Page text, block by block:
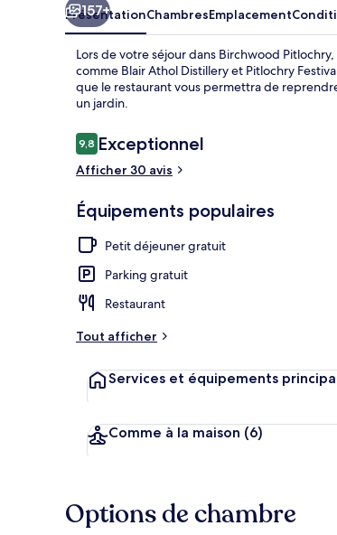
157+
PrésentationChambresEmplacement
Lors de votre séjour dans Birchwood
comme Blair Athol Distillery et Pitlochry
que le restaurant vous permettra de
un jardin.
Avis
voyageurs
9,89,8 sur 10
Exceptionnel
Afficher 30 avis
Équipements populaires
Petit déjeuner gratuit
Parking gratuit
Restaurant
Tout afficher
Services et équipements
Comme à la maison (6)
Options de chambre